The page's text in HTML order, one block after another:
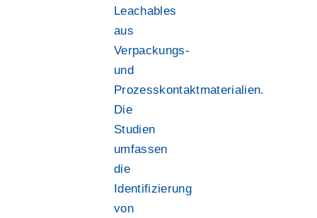
Leachables
aus
Verpackungs-
und
Prozesskontaktmaterialien.
Die
Studien
umfassen
die
Identifizierung
von